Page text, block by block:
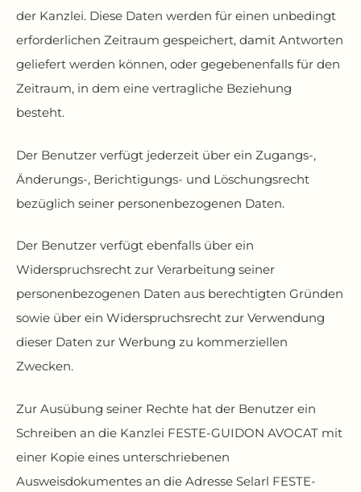
der Kanzlei. Diese Daten werden für einen unbedingt
erforderlichen Zeitraum gespeichert, damit Antworten
geliefert werden können, oder gegebenenfalls für den
Zeitraum, in dem eine vertragliche Beziehung
besteht.
Der Benutzer verfügt jederzeit über ein Zugangs-,
Änderungs-, Berichtigungs- und Löschungsrecht
bezüglich seiner personenbezogenen Daten.
Der Benutzer verfügt ebenfalls über ein
Widerspruchsrecht zur Verarbeitung seiner
personenbezogenen Daten aus berechtigten Gründen
sowie über ein Widerspruchsrecht zur Verwendung
dieser Daten zur Werbung zu kommerziellen
Zwecken.
Zur Ausübung seiner Rechte hat der Benutzer ein
Schreiben an die Kanzlei FESTE-GUIDON AVOCAT mit
einer Kopie eines unterschriebenen
Ausweisdokumentes an die Adresse Selarl FESTE-